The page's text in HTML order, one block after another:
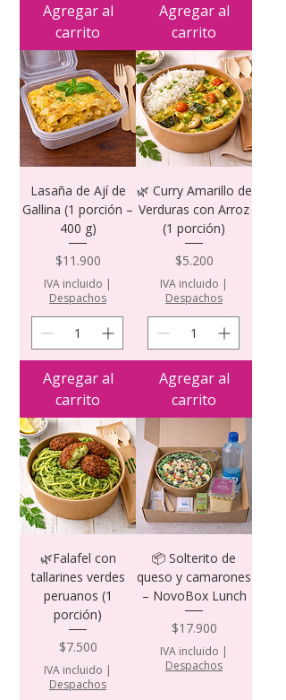
Agregar al
carrito
Agregar al
carrito
Lasaña de Ají de
Gallina (1 porción –
400 g)
Precio
$11.900
IVA incluido |
Despachos
Agregar al
carrito
🌿 Curry Amarillo de
Verduras con Arroz
(1 porción)
Precio
$5.200
IVA incluido |
Despachos
Agregar al
carrito
🌿Falafel con
tallarines verdes
peruanos (1
porción)
Precio
$7.500
IVA incluido |
Despachos
📦 Solterito de
queso y camarones
– NovoBox Lunch
Precio
$17.900
IVA incluido |
Despachos